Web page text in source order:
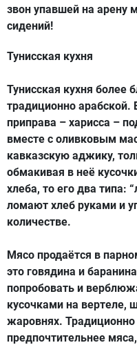
звон упавшей на арену
сидений!
Тунисская кухня
Тунисская кухня более
традиционно арабской.
приправа – харисса –
вместе с оливковым
кавказскую аджику,
обмакивая в неё
хлеба, то его два типа:
ломают хлеб руками и
количестве.
Мясо продаётся в
это говядина и
попробовать и
кусочками на вертеле,
жаровнях.
предпочтительнее